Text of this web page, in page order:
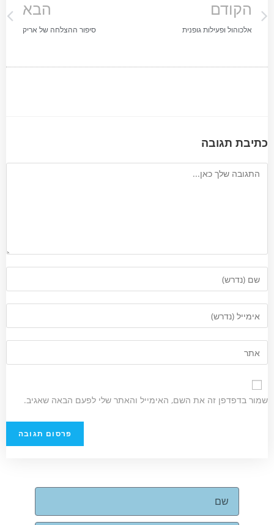
הקודם
אלכוהול ופעילות גופנית
הבא
סיפור ההצלחה של אריק
כתיבת תגובה
שמור בדפדפן זה את השם, האימייל והאתר שלי לפעם הבאה שאגיב.